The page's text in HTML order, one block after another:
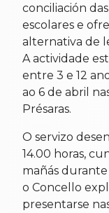
conciliación
escolares e
alternativa de
A actividade
entre 3 e 12
ao 6 de abril
Présaras.
O servizo
14.00 horas,
mañás
o Concello
presentarse